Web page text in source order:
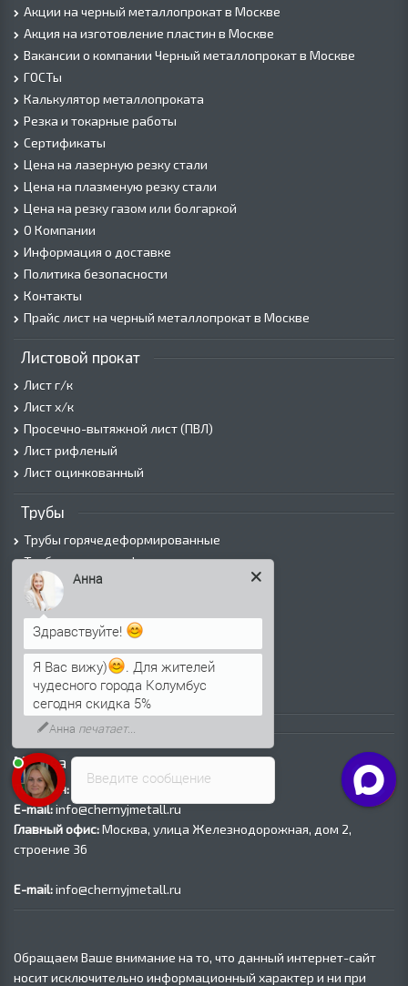
Акции на черный металлопрокат в Москве
Акция на изготовление пластин в Москве
Вакансии о компании Черный металлопрокат в Москве
ГОСТы
Калькулятор металлопроката
Резка и токарные работы
Сертификаты
Цена на лазерную резку стали
Цена на плазменую резку стали
Цена на резку газом или болгаркой
О Компании
Информация о доставке
Политика безопасности
Контакты
Прайс лист на черный металлопрокат в Москве
Листовой прокат
Лист г/к
Лист х/к
Просечно-вытяжной лист (ПВЛ)
Лист рифленый
Лист оцинкованный
Трубы
Трубы горячедеформированные
Труба холоднодеформированная
Трубы ВГП (Водогазопроводные)
Трубы ВГП оцинкованные
Трубы электросварные круглые
Трубы электросварные квадратные
Трубы электросварные прямоугольные
Трубы электросварные оцинкованные
Контакты
Москва
Телефон: 8 (499) 450‑97-07
E-mail:info@chernyjmetall.ru
Главный офис:Москва, улица Железнодорожная, дом 2,
строение 36
E-mail:info@chernyjmetall.ru
Обращаем Ваше внимание на то, что данный интернет-сайт
носит исключительно информационный характер и ни при
Введите сообщение
Анна
Здравствуйте!
Я Вас вижу)
. Для жителей
чудесного города Колумбус
сегодня скидка 5%
Анна печатает...